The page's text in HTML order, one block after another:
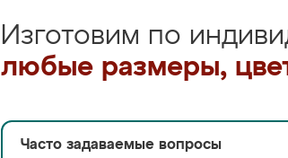
Изготовим по
любые размеры,
Часто задаваемые вопросы